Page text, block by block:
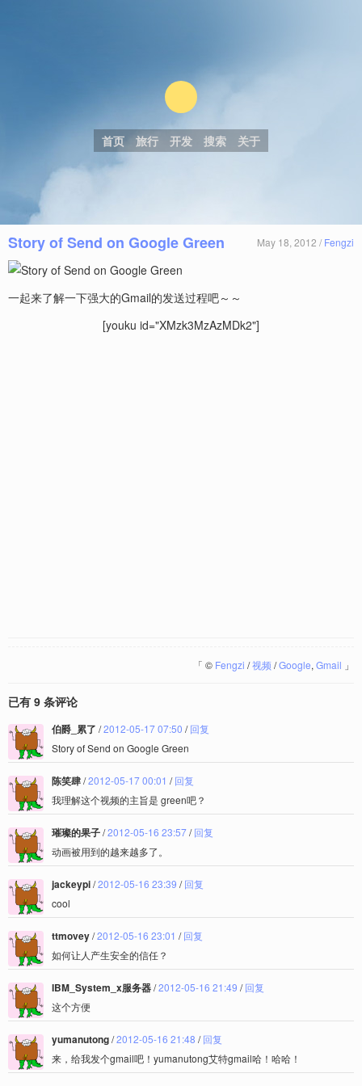
首页 旅行 开发 搜索 关于
Story of Send on Google Green May 18, 2012 / Fengzi
一起来了解一下强大的Gmail的发送过程吧～～
[youku id="XMzk3MzAzMDk2"]
「 © Fengzi /视频/Google, Gmail 」
已有 9 条评论
伯爵_累了 /2012-05-17 07:50 /回复
Story of Send on Google Green
陈笑肆/2012-05-17 00:01 /回复
我理解这个视频的主旨是 green吧？
璀璨的果子/2012-05-16 23:57/回复
动画被用到的越来越多了。
jackeypi/2012-05-16 23:39 /回复
cool
ttmovey/2012-05-16 23:01 /回复
如何让人产生安全的信任？
IBM_System_x服务器/2012-05-16 21:49 /回复
这个方便
yumanutong/2012-05-16 21:48 /回复
来，给我发个gmail吧！yumanutong艾特gmail哈！哈哈！